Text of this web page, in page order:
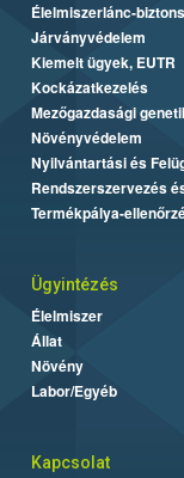
Élelmiszerlánc-
Járványvédelem
Kiemelt ügyek, EUTR
Kockázatkezelés
Mezőgazdasági
Növényvédelem
Nyilvántartási és
Rendszerszervezés
Termékpálya-
Ügyintézés
Élelmiszer
Állat
Növény
Labor/Egyéb
Kapcsolat